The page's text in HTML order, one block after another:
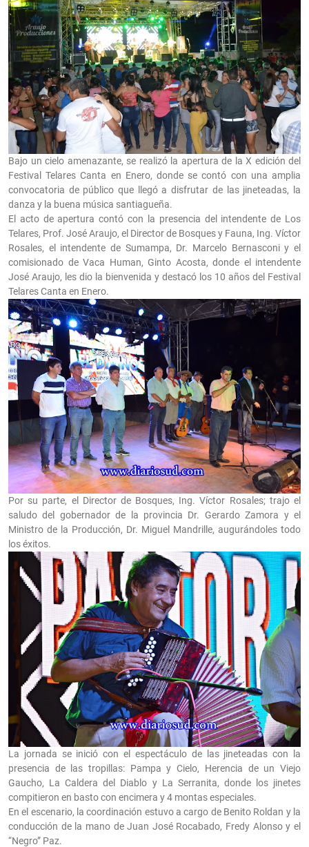
Bajo un cielo amenazante, se realizó la apertura de la X edición del
Festival Telares Canta en Enero, donde se contó con una amplia
convocatoria de público que llegó a disfrutar de las jineteadas, la
danza y la buena música santiagueña.
El acto de apertura contó con la presencia del intendente de Los
Telares, Prof. José Araujo, el Director de Bosques y Fauna, Ing. Víctor
Rosales, el intendente de Sumampa, Dr. Marcelo Bernasconi y el
comisionado de Vaca Human, Ginto Acosta, donde el intendente
José Araujo, les dio la bienvenida y destacó los 10 años del Festival
Telares Canta en Enero.
Por su parte, el Director de Bosques, Ing. Víctor Rosales; trajo el
saludo del gobernador de la provincia Dr. Gerardo Zamora y el
Ministro de la Producción, Dr. Miguel Mandrille, augurándoles todo
los éxitos.
La jornada se inició con el espectáculo de las jineteadas con la
presencia de las tropillas: Pampa y Cielo, Herencia de un Viejo
Gaucho, La Caldera del Diablo y La Serranita, donde los jinetes
compitieron en basto con encimera y 4 montas especiales.
En el escenario, la coordinación estuvo a cargo de Benito Roldan y la
conducción de la mano de Juan José Rocabado, Fredy Alonso y el
“Negro” Paz.